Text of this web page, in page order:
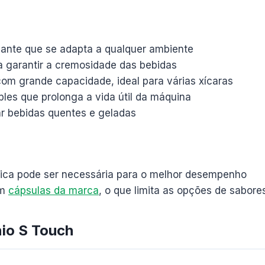
que se adapta a qualquer ambiente
garantir a cremosidade das bebidas
grande capacidade, ideal para várias xícaras
que prolonga a vida útil da máquina
bebidas quentes e geladas
pode ser necessária para o melhor desempenho
cápsulas da marca, o que limita as opções de
S Touch